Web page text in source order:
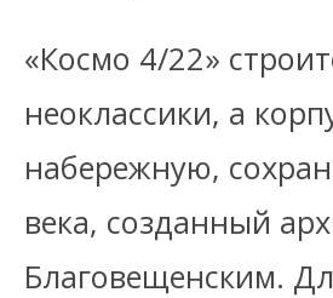
«Космо 4/22»
неоклассики, а
набережную,
века, созданный
Благовещенским.